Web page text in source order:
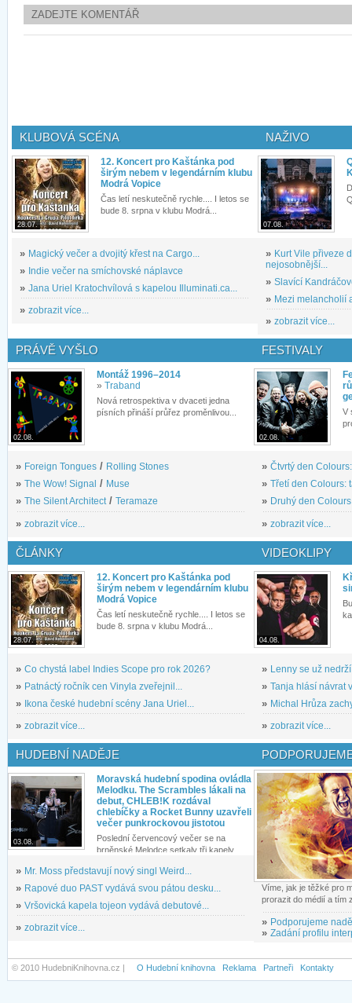
ZADEJTE KOMENTÁŘ
KLUBOVÁ SCÉNA
28.07.
12. Koncert pro Kaštánka pod
širým nebem v legendárním klubu
Modrá Vopice
Čas letí neskutečně rychle.... I letos se
bude 8. srpna v klubu Modrá...
» Magický večer a dvojitý křest na Cargo...
» Indie večer na smíchovské náplavce
» Jana Uriel Kratochvílová s kapelou Illuminati.ca...
» zobrazit více...
NAŽIVO
07.08.
» Kurt Vile přiveze
nejosobnější...
» Slavící
» Mezi melancholií
» zobrazit více...
PRÁVĚ VYŠLO
02.08.
Montáž 1996–2014
» Traband
Nová retrospektiva v dvaceti jedna
písních přináší průřez proměnlivou...
» Foreign Tongues / Rolling Stones
» The Wow! Signal / Muse
» The Silent Architect/ Teramaze
» zobrazit více...
FESTIVALY
02.08.
V
» Čtvrtý den
» Třetí den Colours:
» Druhý den
» zobrazit více...
ČLÁNKY
28.07.
12. Koncert pro Kaštánka pod
širým nebem v legendárním klubu
Modrá Vopice
Čas letí neskutečně rychle.... I letos se
bude 8. srpna v klubu Modrá...
» Co chystá label Indies Scope pro rok 2026?
» Patnáctý ročník cen Vinyla zveřejnil...
» Ikona české hudební scény Jana Uriel...
» zobrazit více...
VIDEOKLIPY
04.08.
» Lenny se už
» Tanja hlásí návrat
» Michal Hrůza
» zobrazit více...
HUDEBNÍ NADĚJE
03.08.
Moravská hudební spodina ovládla
Melodku. The Scrambles lákali na
debut, CHLEB!K rozdával
chlebíčky a Rocket Bunny uzavřeli
večer punkrockovou jistotou
Poslední červencový večer se na
brněnské Melodce setkaly tři kapely...
» Mr. Moss představují nový singl Weird...
» Rapové duo PAST vydává svou pátou desku...
» Vršovická kapela tojeon vydává debutové...
» zobrazit více...
Víme, jak je těžké pro
prorazit do médií a tím
» Podporujeme
» Zadání profilu
© 2010 HudebniKnihovna.cz | O Hudební knihovna Reklama Partneři Kontakty